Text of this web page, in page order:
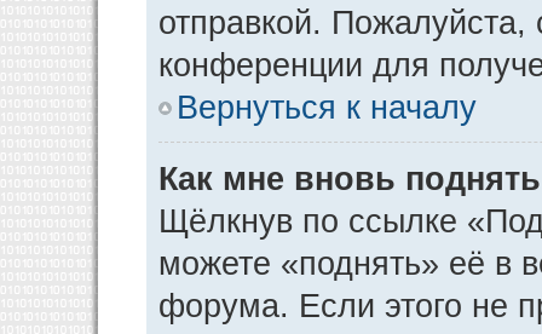
отправкой.
конференции для
Вернуться к началу
Как мне вновь
Щёлкнув по ссылке
можете «поднять» её в
форума. Если этого не